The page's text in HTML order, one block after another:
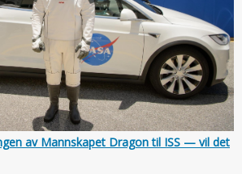
av Mannskapet Dragon til ISS — vil det